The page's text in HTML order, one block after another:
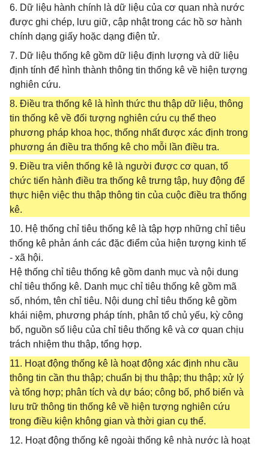
6. Dữ liệu hành chính là dữ liệu của cơ quan nhà nước
được ghi chép, lưu giữ, cập nhật trong các hồ sơ hành
chính dạng giấy hoặc dạng điện tử.
7. Dữ liệu thống kê gồm dữ liệu định lượng và dữ liệu
định tính để hình thành thông tin thống kê về hiện tượng
nghiên cứu.
8. Điều tra thống kê là hình thức thu thập dữ liệu, thông
tin thống kê về đối tượng nghiên cứu cụ thể theo
phương pháp khoa học, thống nhất được xác định trong
phương án điều tra thống kê cho mỗi lần điều tra.
9. Điều tra viên thống kê là người được cơ quan, tổ
chức tiến hành điều tra thống kê trưng tập, huy động để
thực hiện việc thu thập thông tin của cuộc điều tra thống
kê.
10. Hệ thống chỉ tiêu thống kê là tập hợp những chỉ tiêu
thống kê phản ánh các đặc điểm của hiện tượng kinh tế
- xã hội.
Hệ thống chỉ tiêu thống kê gồm danh mục và nội dung
chỉ tiêu thống kê. Danh mục chỉ tiêu thống kê gồm mã
số, nhóm, tên chỉ tiêu. Nội dung chỉ tiêu thống kê gồm
khái niệm, phương pháp tính, phân tổ chủ yếu, kỳ công
bố, nguồn số liệu của chỉ tiêu thống kê và cơ quan chịu
trách nhiệm thu thập, tổng hợp.
11. Hoạt động thống kê là hoạt động xác định nhu cầu
thông tin cần thu thập; chuẩn bị thu thập; thu thập; xử lý
và tổng hợp; phân tích và dự báo; công bố, phổ biến và
lưu trữ thông tin thống kê về hiện tượng nghiên cứu
trong điều kiện không gian và thời gian cụ thể.
12. Hoạt động thống kê ngoài thống kê nhà nước là hoạt